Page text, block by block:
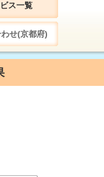
ス一覧
せ(京都府)